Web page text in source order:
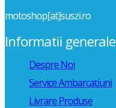
motoshop[at]suszi.ro
Informatii generale
Despre Noi
Service Ambarcatiuni
Livrare Produse